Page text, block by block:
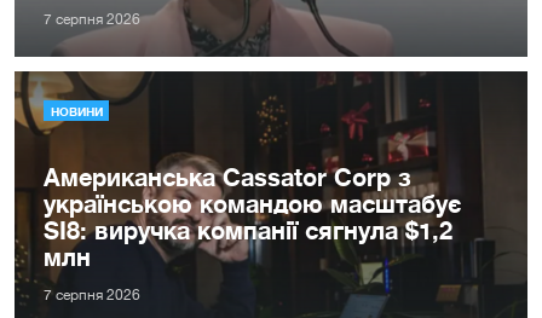
7 серпня 2026
НОВИНИ
Американська Cassator Corp з
українською командою масштабує
SI8: виручка компанії сягнула $1,2
млн
7 серпня 2026